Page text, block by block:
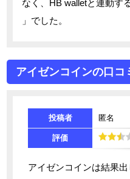
なく、HB walletと連動す
」でした。
アイゼンコインの口コ
投稿者 匿名
評価
アイゼンコインは結果